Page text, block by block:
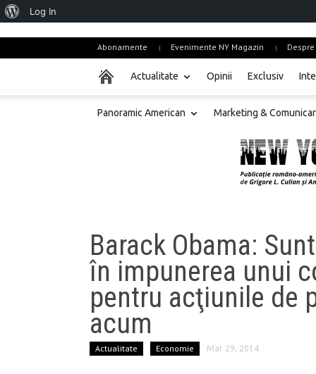
Abonamente Evenimente NY Magazin
Actualitate Opinii Exclusiv
Panoramic American Marketing &
Barack Obama:
în impunerea unui
pentru acţiunile de
acum
Actualitate Economie Mar 29, 2014
About
Log In